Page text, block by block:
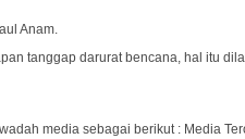
Anam.
tanggap darurat bencana, hal itu
media sebagai berikut : Media